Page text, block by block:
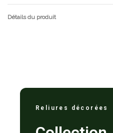
Détails du produit
Reliures décorées